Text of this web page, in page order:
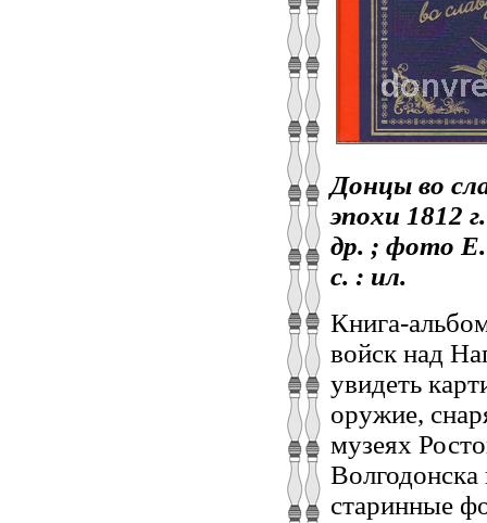
Донцы во
эпохи 1812
др. ; фото
с. : ил.
Книга-
войск над
увидеть
оружие,
музеях
старинные